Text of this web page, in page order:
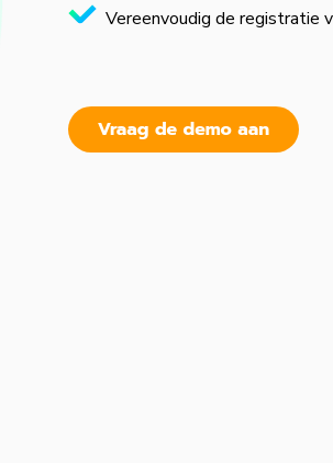
Vereenvoudig de registratie